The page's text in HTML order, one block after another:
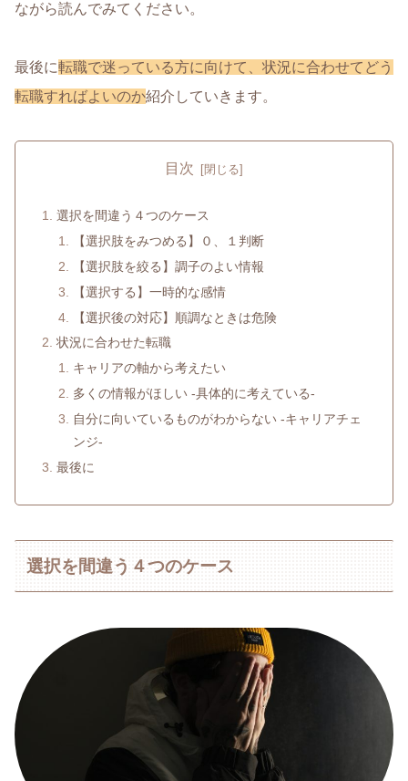
ながら読んでみてください。
最後に転職で迷っている方に向けて、状況に合わせてどう
転職すればよいのか紹介していきます。
目次
選択を間違う４つのケース
【選択肢をみつめる】０、１判断
【選択肢を絞る】調子のよい情報
【選択する】一時的な感情
【選択後の対応】順調なときは危険
状況に合わせた転職
キャリアの軸から考えたい
多くの情報がほしい -具体的に考えている-
自分に向いているものがわからない -キャリアチェ
ンジ-
最後に
選択を間違う４つのケース